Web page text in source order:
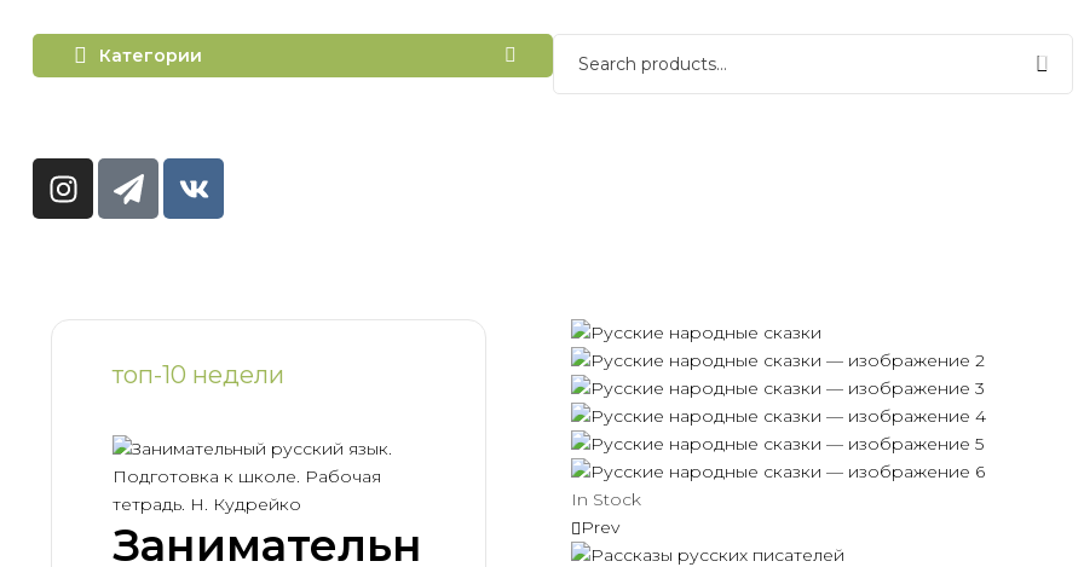
Категории
In Stock
Prev
топ-10 недели
Занимательн